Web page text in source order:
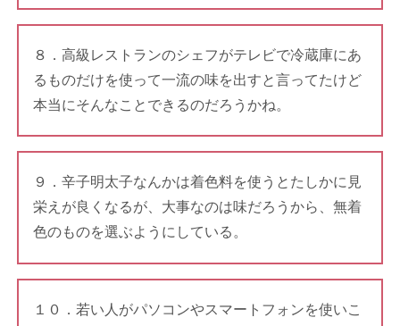
８．高級レストランのシェフがテレビで冷蔵庫にあ
るものだけを使って一流の味を出すと言ってたけど
本当にそんなことできるのだろうかね。
９．辛子明太子なんかは着色料を使うとたしかに見
栄えが良くなるが、大事なのは味だろうから、無着
色のものを選ぶようにしている。
１０．若い人がパソコンやスマートフォンを使いこ